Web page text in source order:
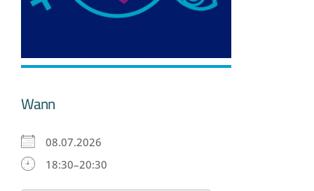
Wann
08.07.2026
18:30–20:30